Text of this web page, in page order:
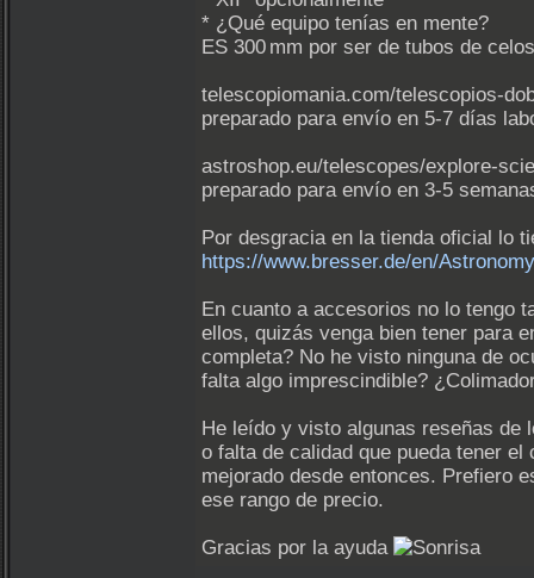
* ¿Qué equipo tenías en mente?
ES 300 mm por ser de tubos de
telescopiomania.com/telescopios-
preparado para envío en 5-7 días
astroshop.eu/telescopes/explore-
preparado para envío en 3-5
Por desgracia en la tienda oficial lo
https://www.bresser.de/en/
En cuanto a accesorios no lo tengo
ellos, quizás venga bien tener para
completa? No he visto ninguna de
falta algo imprescindible?
He leído y visto algunas reseñas de
o falta de calidad que pueda tener
mejorado desde entonces. Prefiero
ese rango de precio.
Gracias por la ayuda